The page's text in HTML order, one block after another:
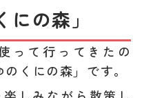
の森」
って行ってきたの
くにの森」です。